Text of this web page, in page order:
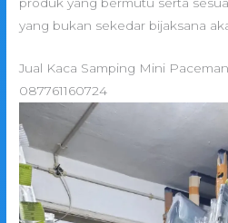
yang bukan sekedar bijaksana
Jual Kaca Samping Mini
087761160724